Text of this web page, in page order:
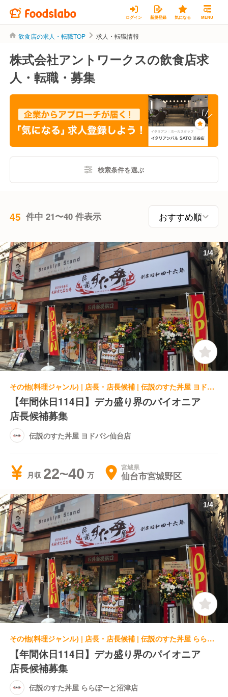
ログイン 新規登録 気になる MENU
飲食店の求人・転職TOP 求人・転職情報
株式会社アントワークスの飲食店求
人・転職・募集
検索条件を選ぶ
45 件中 21〜40 件表示
1/4
その他(料理ジャンル) | 店長・店長候補 | 伝説のすた丼屋 ヨドバシ仙台店
【年間休日114日】デカ盛り界のパイオニア
店長候補募集
伝説のすた丼屋 ヨドバシ仙台店
月収 22~40 宮城県
仙台市宮城野区
1/4
その他(料理ジャンル) | 店長・店長候補 | 伝説のすた丼屋 ららぽーと沼津店
【年間休日114日】デカ盛り界のパイオニア
店長候補募集
伝説のすた丼屋 ららぽーと沼津店